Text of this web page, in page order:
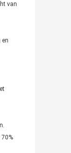
van
en